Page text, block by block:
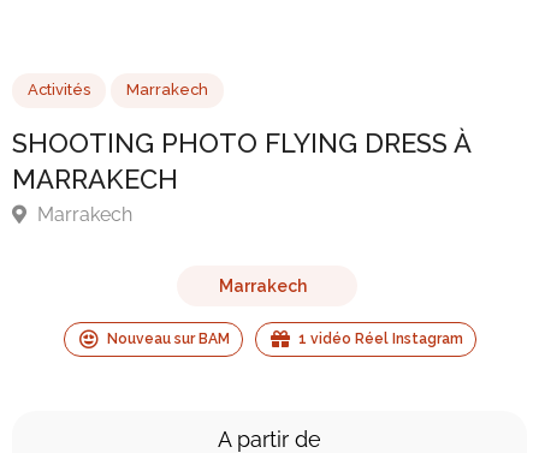
Activités Marrakech
SHOOTING PHOTO FLYING DRESS À
Marrakech
Nouveau sur BAM 1 vidéo Réel Instagram
A partir de